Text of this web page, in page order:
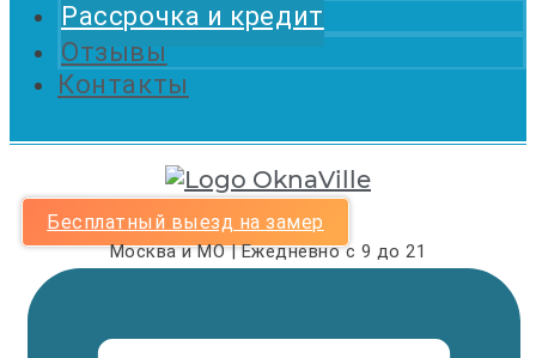
Рассрочка и кредит
Отзывы
Контакты
Бесплатный выезд на замер
Москва и МО | Ежедневно с 9 до 21